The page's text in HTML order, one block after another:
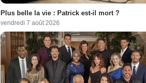
Plus belle la vie : Patrick est-il mort ?
vendredi 7 août 2026